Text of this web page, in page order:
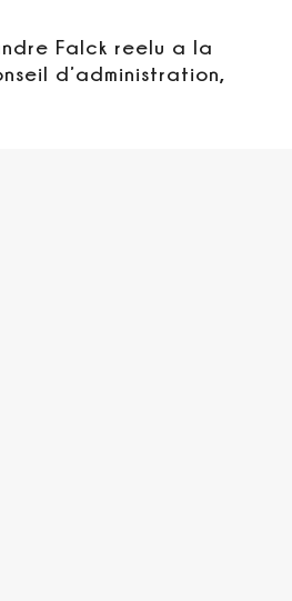
Falck reelu a la
d’administration,